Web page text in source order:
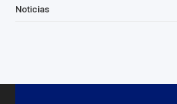
Noticias